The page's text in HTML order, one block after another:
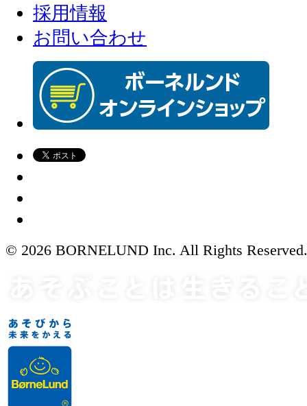
採用情報
お問い合わせ
© 2026 BORNELUND Inc. All Rights Reserved.